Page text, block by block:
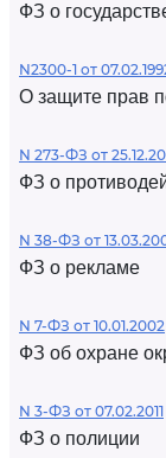
ФЗ о
N2300-1 от
О защите прав
N 273-ФЗ от
ФЗ о
N 38-ФЗ от
ФЗ о рекламе
N 7-ФЗ от 10.01.2002
ФЗ об охране
N 3-ФЗ от 07.02.2011
ФЗ о полиции